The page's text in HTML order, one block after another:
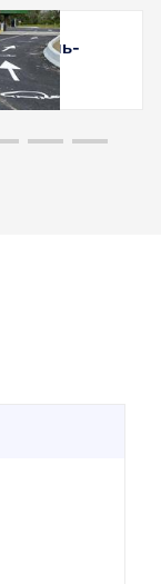
Сабль-